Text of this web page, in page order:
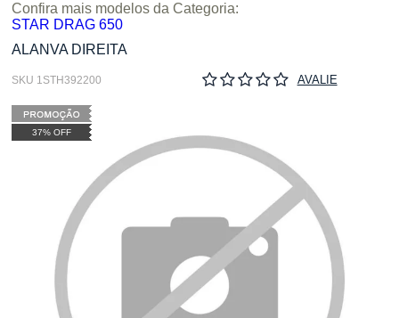
37% OFF
ALANVA DIREITA
SKU 1STH392200 AVALIE
Confira mais modelos da Categoria:
STAR DRAG 650